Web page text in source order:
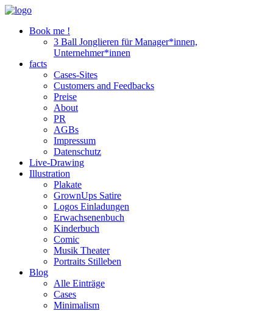
Book me !
3 Ball Jonglieren für Manager*innen,
Unternehmer*innen
facts
Cases-Sites
Customers and Feedbacks
Preise
About
PR
AGBs
Impressum
Datenschutz
Live-Drawing
Illustration
Plakate
GrownUps Satire
Logos Einladungen
Erwachsenenbuch
Kinderbuch
Comic
Musik Theater
Portraits Stilleben
Blog
Alle Einträge
Cases
Minimalism